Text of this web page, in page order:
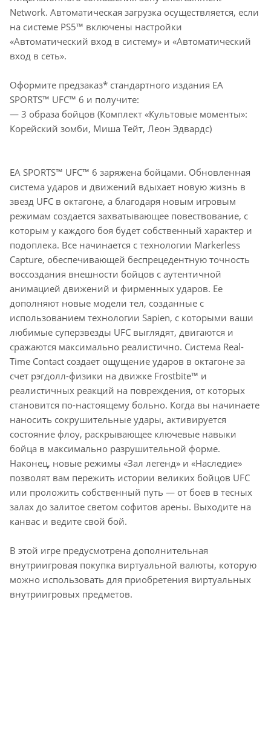
Network. Автоматическая загрузка осуществляется, если
на системе PS5™ включены настройки
«Автоматический вход в систему» и «Автоматический
вход в сеть».
Оформите предзаказ* стандартного издания EA
SPORTS™ UFC™ 6 и получите:
— 3 образа бойцов (Комплект «Культовые моменты»:
Корейский зомби, Миша Тейт, Леон Эдвардс)
EA SPORTS™ UFC™ 6 заряжена бойцами. Обновленная
система ударов и движений вдыхает новую жизнь в
звезд UFC в октагоне, а благодаря новым игровым
режимам создается захватывающее повествование, с
которым у каждого боя будет собственный характер и
подоплека. Все начинается с технологии Markerless
Capture, обеспечивающей беспрецедентную точность
воссоздания внешности бойцов с аутентичной
анимацией движений и фирменных ударов. Ее
дополняют новые модели тел, созданные с
использованием технологии Sapien, с которыми ваши
любимые суперзвезды UFC выглядят, двигаются и
сражаются максимально реалистично. Система Real-
Time Contact создает ощущение ударов в октагоне за
счет рэгдолл-физики на движке Frostbite™ и
реалистичных реакций на повреждения, от которых
становится по-настоящему больно. Когда вы начинаете
наносить сокрушительные удары, активируется
состояние флоу, раскрывающее ключевые навыки
бойца в максимально разрушительной форме.
Наконец, новые режимы «Зал легенд» и «Наследие»
позволят вам пережить истории великих бойцов UFC
или проложить собственный путь — от боев в тесных
залах до залитое светом софитов арены. Выходите на
канвас и ведите свой бой.
В этой игре предусмотрена дополнительная
внутриигровая покупка виртуальной валюты, которую
можно использовать для приобретения виртуальных
внутриигровых предметов.